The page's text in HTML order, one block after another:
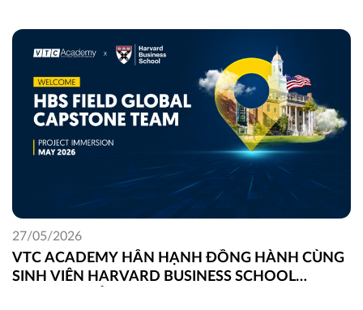
VTC ACADEMY HÂN HẠNH ĐỒNG HÀNH CÙNG
SINH VIÊN HARVARD BUSINESS SCHOOL
27/05/2026